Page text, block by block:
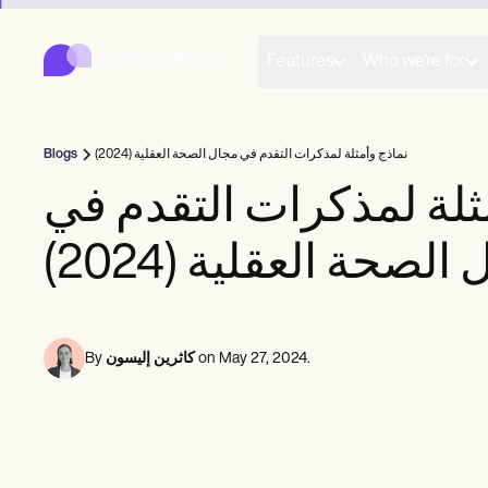
Carepatron
الجدولة
التوثيق
إعداد الفواتير
النماذج عبر الإنترنت
التذكيرات
عمليات الدفع
الرعاية الصحية عن بعد
ملاحظات سريرية
ممارسون منفردون
الممارسون الجدد
Blogs نماذج وأمثلة لمذكرات التقدم في مجال الصحة العقلية (2024)
لمذكرات التقدم في
العقلية (2024)
By كاثرين إليسون on May 27, 2024.